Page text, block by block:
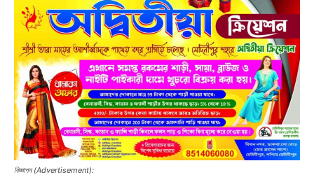
বিজ্ঞাপন (Advertisement):